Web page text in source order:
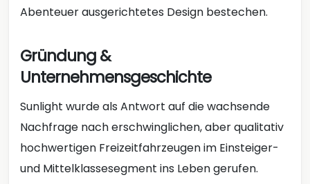
Abenteuer ausgerichtetes Design bestechen.
Gründung &
Unternehmensgeschichte
Sunlight wurde als Antwort auf die wachsende
Nachfrage nach erschwinglichen, aber qualitativ
hochwertigen Freizeitfahrzeugen im Einsteiger-
und Mittelklassesegment ins Leben gerufen.